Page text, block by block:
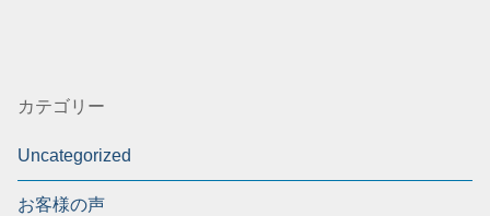
カテゴリー
Uncategorized
お客様の声